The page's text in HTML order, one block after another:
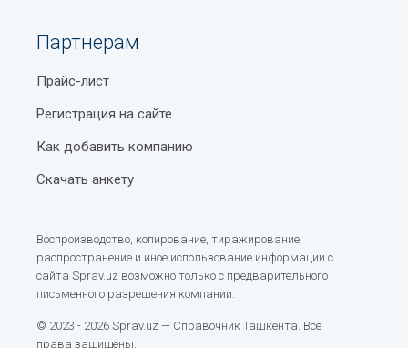
Партнерам
Прайс-лист
Регистрация на сайте
Как добавить компанию
Скачать анкету
Воспроизводство, копирование, тиражирование,
распространение и иное использование информации с
сайта Sprav.uz возможно только с предварительного
письменного разрешения компании.
© 2023 - 2026 Sprav.uz — Справочник Ташкента. Все
права защищены.